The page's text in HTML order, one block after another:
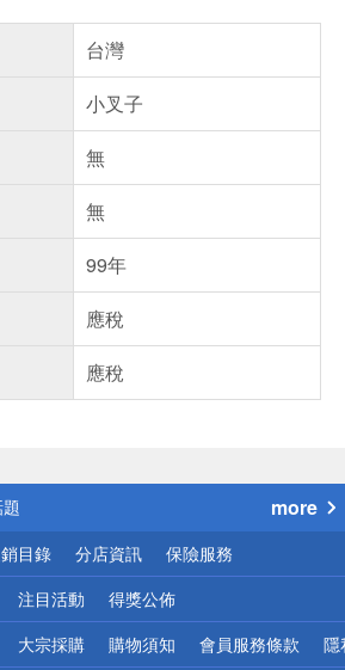
台灣
小叉子
無
無
99年
應稅
應稅
配送
！請小心！
more
目錄 分店資訊 保險服務
注目活動 得獎公佈
大宗採購 購物須知 會員服務條款 隱